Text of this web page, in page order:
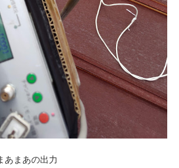
あまあの出力